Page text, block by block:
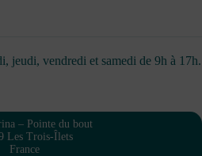
jeudi, vendredi et samedi de 9h à 17h.
– Pointe du bout
Les Trois-Îlets
France